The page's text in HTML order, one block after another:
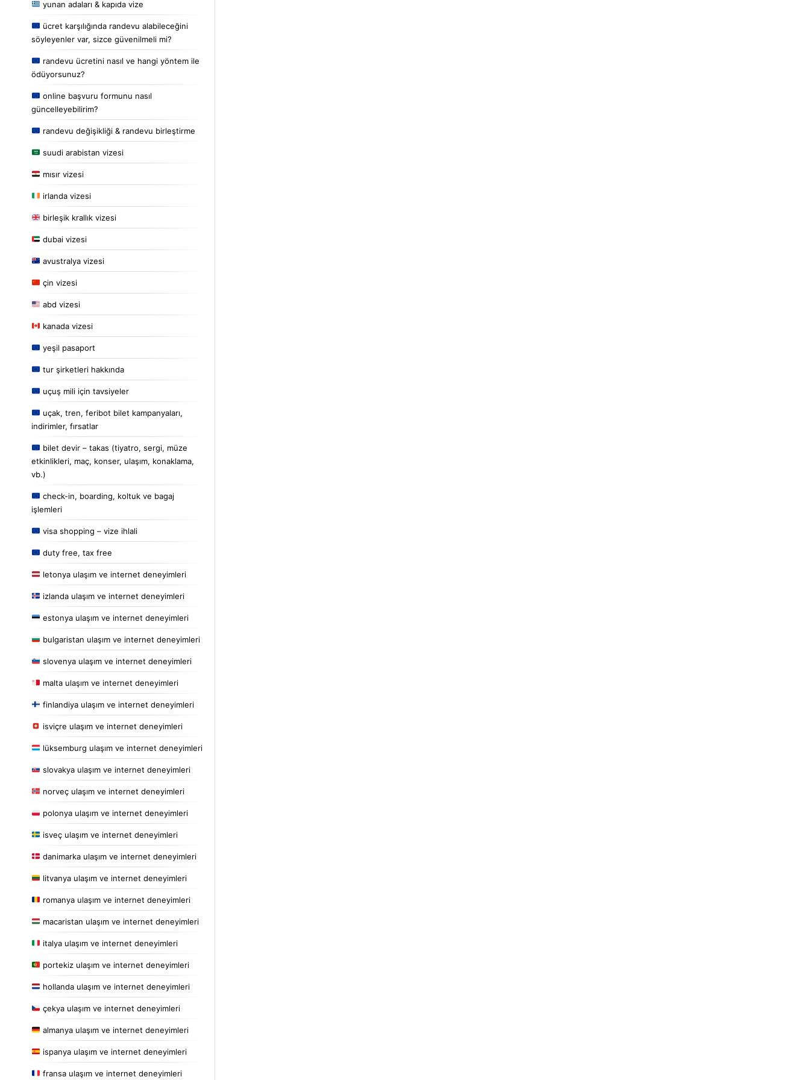
yunan adaları & kapıda vize
ücret karşılığında randevu alabileceğini
söyleyenler var, sizce güvenilmeli mi?
randevu ücretini nasıl ve hangi yöntem ile
ödüyorsunuz?
online başvuru formunu nasıl
güncelleyebilirim?
randevu değişikliği & randevu birleştirme
suudi arabistan vizesi
mısır vizesi
irlanda vizesi
birleşik krallık vizesi
dubai vizesi
avustralya vizesi
çin vizesi
abd vizesi
kanada vizesi
yeşil pasaport
tur şirketleri hakkında
uçuş mili için tavsiyeler
uçak, tren, feribot bilet kampanyaları,
indirimler, fırsatlar
bilet devir – takas (tiyatro, sergi, müze
etkinlikleri, maç, konser, ulaşım, konaklama,
vb.)
check-in, boarding, koltuk ve bagaj
işlemleri
visa shopping – vize ihlali
duty free, tax free
letonya ulaşım ve internet deneyimleri
izlanda ulaşım ve internet deneyimleri
estonya ulaşım ve internet deneyimleri
bulgaristan ulaşım ve internet deneyimleri
slovenya ulaşım ve internet deneyimleri
malta ulaşım ve internet deneyimleri
finlandiya ulaşım ve internet deneyimleri
isviçre ulaşım ve internet deneyimleri
lüksemburg ulaşım ve internet deneyimleri
slovakya ulaşım ve internet deneyimleri
norveç ulaşım ve internet deneyimleri
polonya ulaşım ve internet deneyimleri
isveç ulaşım ve internet deneyimleri
danimarka ulaşım ve internet deneyimleri
litvanya ulaşım ve internet deneyimleri
romanya ulaşım ve internet deneyimleri
macaristan ulaşım ve internet deneyimleri
italya ulaşım ve internet deneyimleri
portekiz ulaşım ve internet deneyimleri
hollanda ulaşım ve internet deneyimleri
çekya ulaşım ve internet deneyimleri
almanya ulaşım ve internet deneyimleri
ispanya ulaşım ve internet deneyimleri
fransa ulaşım ve internet deneyimleri